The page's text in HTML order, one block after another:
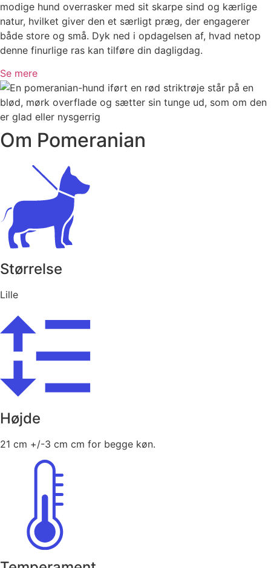
modige hund overrasker med sit skarpe sind og kærlige
natur, hvilket giver den et særligt præg, der engagerer
både store og små. Dyk ned i opdagelsen af, hvad netop
denne finurlige ras kan tilføre din dagligdag.
Se mere
Om Pomeranian
Størrelse
Lille
Højde
21 cm +/-3 cm cm for begge køn.